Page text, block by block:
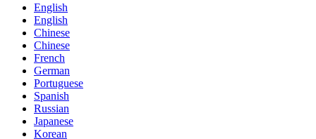
English
English
Chinese
Chinese
French
German
Portuguese
Spanish
Russian
Japanese
Korean